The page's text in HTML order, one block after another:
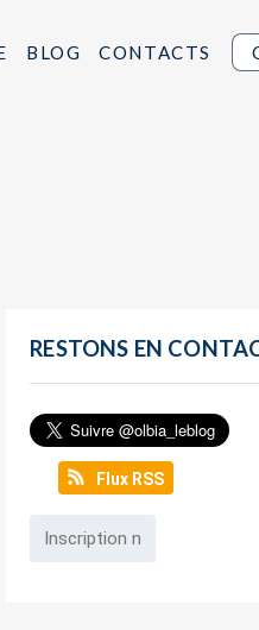
BLOG CONTACTS
RESTONS EN
Flux RSS